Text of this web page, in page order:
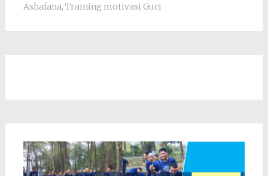
Ashafana, Training motivasi Guci